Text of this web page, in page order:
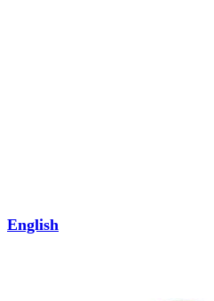
English